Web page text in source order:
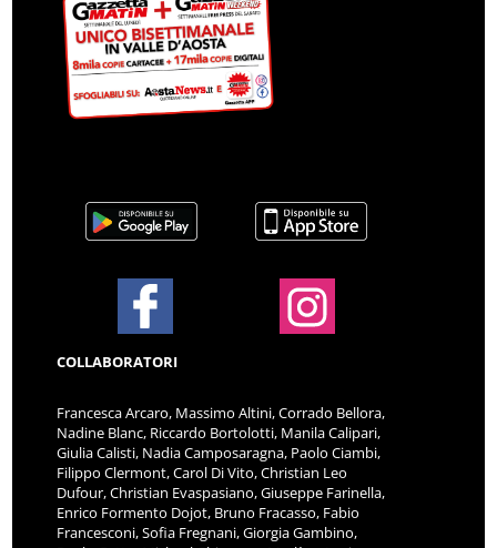
COLLABORATORI
Francesca Arcaro, Massimo Altini, Corrado Bellora,
Nadine Blanc, Riccardo Bortolotti, Manila Calipari,
Giulia Calisti, Nadia Camposaragna, Paolo Ciambi,
Filippo Clermont, Carol Di Vito, Christian Leo
Dufour, Christian Evaspasiano, Giuseppe Farinella,
Enrico Formento Dojot, Bruno Fracasso, Fabio
Francesconi, Sofia Fregnani, Giorgia Gambino,